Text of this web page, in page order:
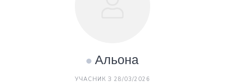
Альона
УЧАСНИК З 28/03/2026